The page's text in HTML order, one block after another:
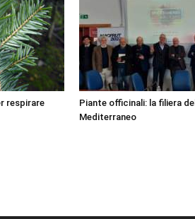
respirare
Piante officinali: la filiera del
Mediterraneo